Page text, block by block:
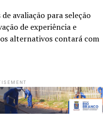
avaliação para seleção
de experiência e
alternativos contará com